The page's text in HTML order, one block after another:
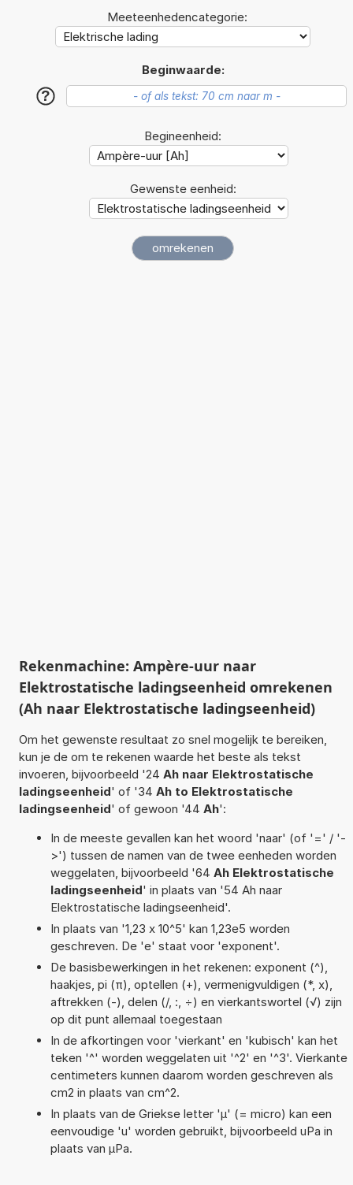
Meeteenhedencategorie:
Beginwaarde:
?
Begineenheid:
Gewenste eenheid:
Rekenmachine: Ampère-uur naar
Elektrostatische ladingseenheid omrekenen
(Ah naar Elektrostatische ladingseenheid)
Om het gewenste resultaat zo snel mogelijk te bereiken,
kun je de om te rekenen waarde het beste als tekst
invoeren, bijvoorbeeld '24 Ah naar Elektrostatische
ladingseenheid' of '34 Ah to Elektrostatische
ladingseenheid' of gewoon '44 Ah':
In de meeste gevallen kan het woord 'naar' (of '=' / '-
>') tussen de namen van de twee eenheden worden
weggelaten, bijvoorbeeld '64 Ah Elektrostatische
ladingseenheid' in plaats van '54 Ah naar
Elektrostatische ladingseenheid'.
In plaats van '1,23 x 10^5' kan 1,23e5 worden
geschreven. De 'e' staat voor 'exponent'.
De basisbewerkingen in het rekenen: exponent (^),
haakjes, pi (π), optellen (+), vermenigvuldigen (*, x),
aftrekken (-), delen (/, :, ÷) en vierkantswortel (√) zijn
op dit punt allemaal toegestaan
In de afkortingen voor 'vierkant' en 'kubisch' kan het
teken '^' worden weggelaten uit '^2' en '^3'. Vierkante
centimeters kunnen daarom worden geschreven als
cm2 in plaats van cm^2.
In plaats van de Griekse letter 'µ' (= micro) kan een
eenvoudige 'u' worden gebruikt, bijvoorbeeld uPa in
plaats van µPa.